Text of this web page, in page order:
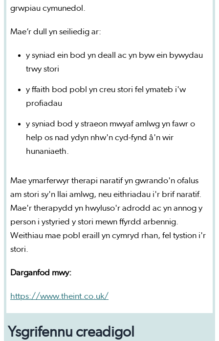
grwpiau cymunedol.
Mae’r dull yn seiliedig ar:
y syniad ein bod yn deall ac yn byw ein bywydau
trwy stori
y ffaith bod pobl yn creu stori fel ymateb i'w
profiadau
y syniad bod y straeon mwyaf amlwg yn fawr o
help os nad ydyn nhw'n cyd-fynd â'n wir
hunaniaeth.
Mae ymarferwyr therapi naratif yn gwrando'n ofalus
am stori sy'n llai amlwg, neu eithriadau i'r brif naratif.
Mae'r therapydd yn hwyluso'r adrodd ac yn annog y
person i ystyried y stori mewn ffyrdd arbennig.
Weithiau mae pobl eraill yn cymryd rhan, fel tystion i'r
stori.
Darganfod mwy:
https://www.theint.co.uk/
Ysgrifennu creadigol